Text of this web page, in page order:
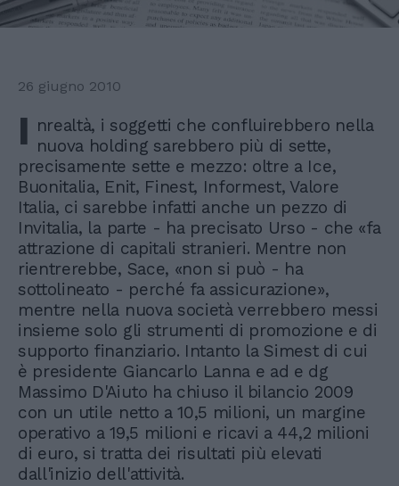
26 giugno 2010
I nrealtà, i soggetti che confluirebbero nella
nuova holding sarebbero più di sette,
precisamente sette e mezzo: oltre a Ice,
Buonitalia, Enit, Finest, Informest, Valore
Italia, ci sarebbe infatti anche un pezzo di
Invitalia, la parte - ha precisato Urso - che «fa
attrazione di capitali stranieri. Mentre non
rientrerebbe, Sace, «non si può - ha
sottolineato - perché fa assicurazione»,
mentre nella nuova società verrebbero messi
insieme solo gli strumenti di promozione e di
supporto finanziario. Intanto la Simest di cui
è presidente Giancarlo Lanna e ad e dg
Massimo D'Aiuto ha chiuso il bilancio 2009
con un utile netto a 10,5 milioni, un margine
operativo a 19,5 milioni e ricavi a 44,2 milioni
di euro, si tratta dei risultati più elevati
dall'inizio dell'attività.